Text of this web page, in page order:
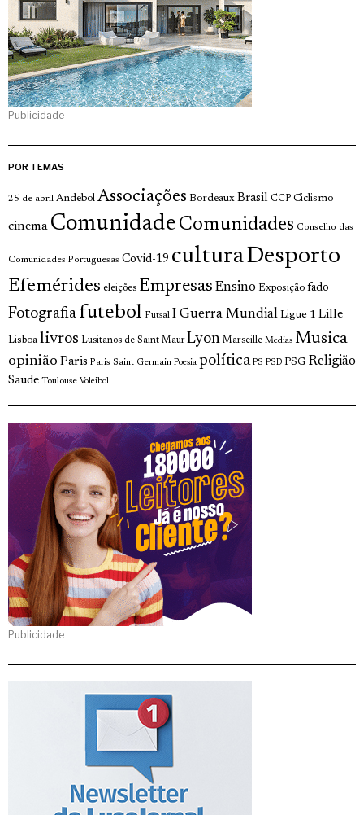
Publicidade
POR TEMAS
25 de abril Andebol Associações Bordeaux Brasil CCP Ciclismo
cinema Comunidade Comunidades Conselho das
Comunidades Portuguesas Covid-19 culturaDesporto
Efemérides eleições Empresas Ensino Exposição fado
Fotografia futebol Futsal I Guerra Mundial Ligue 1 Lille
Lisboa livros Lusitanos de Saint Maur Lyon Marseille Medias Musica
opinião Paris Paris Saint Germain Poesia política PS PSD PSG Religião
Saude Toulouse Voleibol
Publicidade